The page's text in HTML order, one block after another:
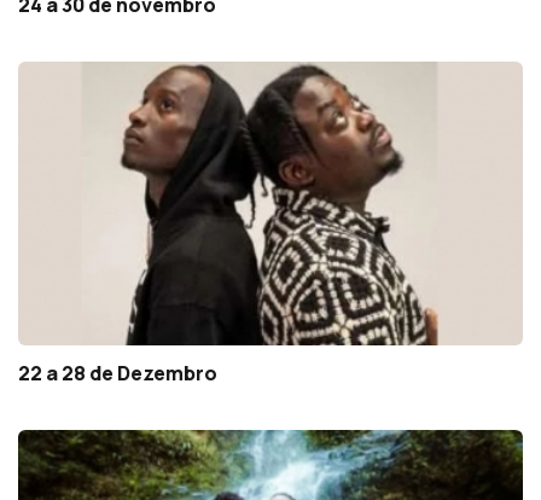
22 a 28 de Dezembro